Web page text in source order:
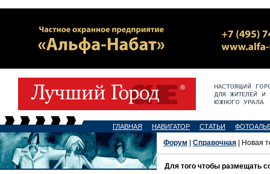
ГЛАВНАЯ НАВИГАТОР СТАТЬИ
Форум Справочная | Новая
Для того чтобы размещать